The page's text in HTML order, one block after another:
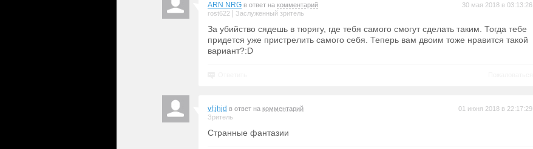
ARN NRG в ответ на комментарий
rost622
Заслуженный зритель
30 мая 2018 в 03:13:26
За убийство сядешь в тюрягу, где тебя самого смогут сделать таким. Тогда тебе
придется уже пристрелить самого себя. Теперь вам двоим тоже нравится такой
вариант?:D
vf;jhjd в ответ на комментарий
Зритель
01 июня 2018 в 22:17:29
Странные фантазии